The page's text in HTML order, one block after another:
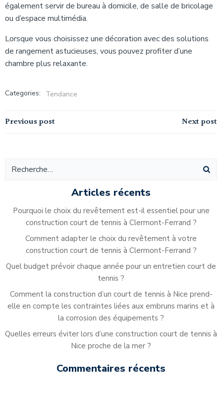
également servir de bureau à domicile, de salle de bricolage
ou d’espace multimédia.
Lorsque vous choisissez une décoration avec des solutions
de rangement astucieuses, vous pouvez profiter d’une
chambre plus relaxante.
Categories: Tendance
Navigation
l’article
Previous post Navigation
Next post
Articles récents
Pourquoi le choix du revêtement est-il essentiel pour une
construction court de tennis à Clermont-Ferrand ?
Comment adapter le choix du revêtement à votre
construction court de tennis à Clermont-Ferrand ?
Quel budget prévoir chaque année pour un entretien court de
tennis ?
Comment la construction d’un court de tennis à Nice prend-
elle en compte les contraintes liées aux embruns marins et à
la corrosion des équipements ?
Quelles erreurs éviter lors d’une construction court de tennis à
Nice proche de la mer ?
Commentaires récents